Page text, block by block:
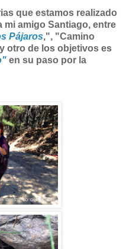
que estamos realizado
mi amigo Santiago, entre
Pájaros,", "Camino
otro de los objetivos es
en su paso por la